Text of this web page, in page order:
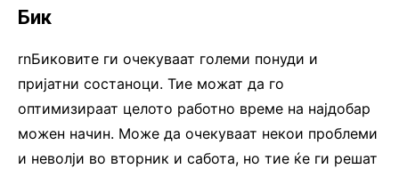
Бик
rnБиковите ги очекуваат големи понуди и
пријатни состаноци. Тие можат да го
оптимизираат целото работно време на најдобар
можен начин. Може да очекуваат некои проблеми
и неволји во вторник и сабота, но тие ќе ги решат